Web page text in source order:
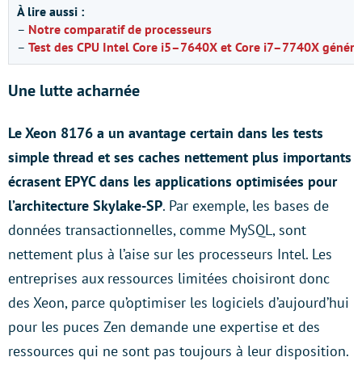
À lire aussi :
– Notre comparatif de processeurs
– Test des CPU Intel Core i5–7640X et Core i7–7740X
Une lutte acharnée
Le Xeon 8176 a un avantage certain dans les tests
simple thread et ses caches nettement plus importants
écrasent EPYC dans les applications optimisées pour
l’architecture Skylake-SP. Par exemple, les bases de
données transactionnelles, comme MySQL, sont
nettement plus à l’aise sur les processeurs Intel. Les
entreprises aux ressources limitées choisiront donc
des Xeon, parce qu’optimiser les logiciels d’aujourd’hui
pour les puces Zen demande une expertise et des
ressources qui ne sont pas toujours à leur disposition.